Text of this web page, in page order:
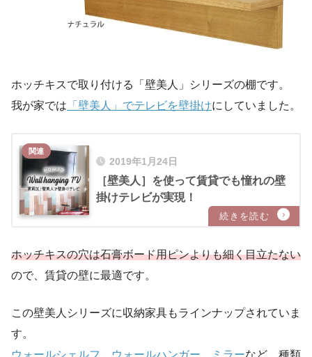
ホッチキスで取り付ける「壁美人」シリーズの棚です。
我が家では 「壁美人」でテレビを壁掛けにしていました。
2019年1月24日
［壁美人］を使って賃貸でも憧れの壁
掛けテレビが実現！
ホッチキスの穴は石膏ボード用ピンよりも細く目立たない
ので、賃貸の壁に最適です。
この壁美人シリーズに収納家具もラインナップされていま
す。
ウォールシェルフ
ウォールハンガー ミラーなど、種類